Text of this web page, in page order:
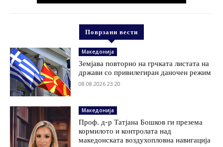
Поврзани вести
Македонија
Земјава повторно на грчката листата на
држави со привилегиран даночен режим
08.08.2026 23:20
Македонија
Проф. д-р Татјана Бошков ги презема
кормилото и контролата над
македонската воздухопловна навигација